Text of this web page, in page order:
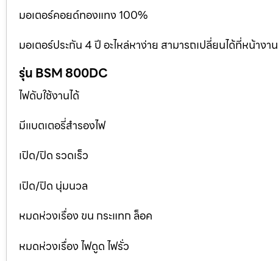
มอเตอร์คอยด์ทองแทง 100%
มอเตอร์ประกัน 4 ปี อะไหล่หาง่าย สามารถเปลี่ยนได้ที่หน้างาน
รุ่น BSM 800DC
ไฟดับใช้งานได้
มีแบตเตอรี่สำรองไฟ
เปิด/ปิด รวดเร็ว
เปิด/ปิด นุ่มนวล
หมดห่วงเรื่อง ขน กระแทก ล็อค
หมดห่วงเรื่อง ไฟดูด ไฟรั่ว